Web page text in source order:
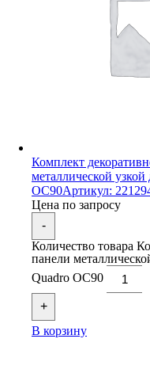
Комплект
металлической
OC90Артикул:
Цена по запросу
-
Количество товара
панели
Quadro OC90
+
В корзину